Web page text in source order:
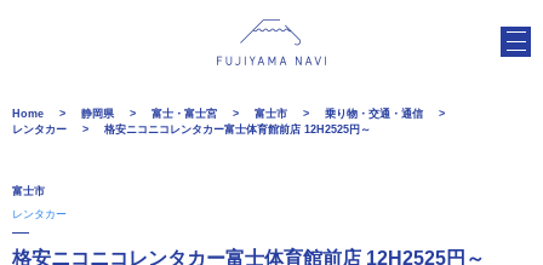
Home 静岡県 富士・富士宮 富士市
乗り物・交通・通信
レンタカー
格安ニコニコレンタカー富士体育館前店 12H2525円～
富士市
レンタカー
格安ニコニコレンタカー富士体育館前店 12H2525円～